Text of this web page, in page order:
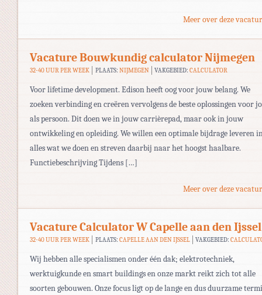
Meer over deze
Vacature Bouwkundig calculator Nijmegen
32-40 UUR PER WEEK PLAATS: NIJMEGEN VAKGEBIED:CALCULATOR
Voor lifetime development. Edison heeft oog voor jouw belang. We
zoeken verbinding en creëren vervolgens de beste oplossingen voor
als persoon. Dit doen we in jouw carrièrepad, maar ook in jouw
ontwikkeling en opleiding. We willen een optimale bijdrage leveren
alles wat we doen en streven daarbij naar het hoogst haalbare.
Functiebeschrijving Tijdens […]
Meer over deze
Vacature Calculator W Capelle aan den Ijssel
32-40 UUR PER WEEK PLAATS: CAPELLE AAN DEN IJSSEL VAKGEBIED:
Wij hebben alle specialismen onder één dak; elektrotechniek,
werktuigkunde en smart buildings en onze markt reikt zich tot alle
soorten gebouwen. Onze focus ligt op de lange en dus duurzame